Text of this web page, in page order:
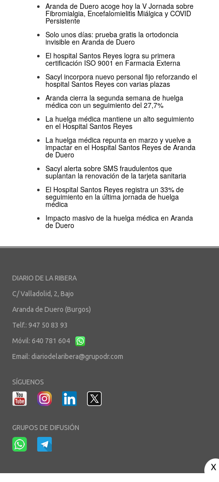
Aranda de Duero acoge hoy la V Jornada sobre
Fibromialgia, Encefalomielitis Miálgica y COVID
Persistente
Solo unos días: prueba gratis la ortodoncia
invisible en Aranda de Duero
El hospital Santos Reyes logra su primera
certificación ISO 9001 en Farmacia Externa
Sacyl incorpora nuevo personal fijo reforzando el
hospital Santos Reyes con varias plazas
Aranda cierra la segunda semana de huelga
médica con un seguimiento del 27,7%
La huelga médica mantiene un alto seguimiento
en el Hospital Santos Reyes
La huelga médica repunta en marzo y vuelve a
impactar en el Hospital Santos Reyes de Aranda
de Duero
Sacyl alerta sobre SMS fraudulentos que
suplantan la renovación de la tarjeta sanitaria
El Hospital Santos Reyes registra un 33% de
seguimiento en la última jornada de huelga
médica
Impacto masivo de la huelga médica en Aranda
de Duero
DIARIO DE LA RIBERA
C/ Valladolid, 2, Bajo
Aranda de Duero (Burgos)
Telf.: 947 50 83 93
Móvil: 640 781 604
Email: diariodelaribera@grupodr.com
SÍGUENOS
GRUPOS DE DIFUSIÓN